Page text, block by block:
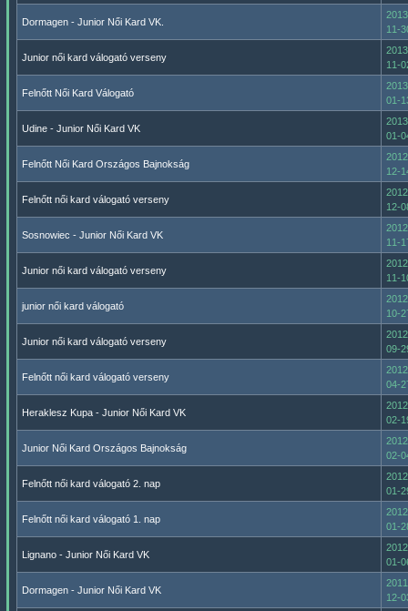
Dormagen - Junior Női Kard VK.
11-
Junior női kard válogató verseny
11-
Felnőtt Női Kard Válogató
01-
Udine - Junior Női Kard VK
01-
Felnőtt Női Kard Országos Bajnokság
12-
Felnőtt női kard válogató verseny
12-
Sosnowiec - Junior Női Kard VK
11-
Junior női kard válogató verseny
11-
junior női kard válogató
10-
Junior női kard válogató verseny
09-
Felnőtt női kard válogató verseny
04-
Heraklesz Kupa - Junior Női Kard VK
02-
Junior Női Kard Országos Bajnokság
02-
Felnőtt női kard válogató 2. nap
01-
Felnőtt női kard válogató 1. nap
01-
Lignano - Junior Női Kard VK
01-
Dormagen - Junior Női Kard VK
12-